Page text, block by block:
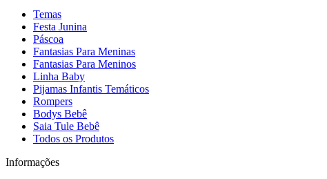
Temas
Festa Junina
Páscoa
Fantasias Para Meninas
Fantasias Para Meninos
Linha Baby
Pijamas Infantis Temáticos
Rompers
Bodys Bebê
Saia Tule Bebê
Todos os Produtos
Informações